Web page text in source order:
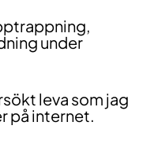
under
leva som jag
på internet.